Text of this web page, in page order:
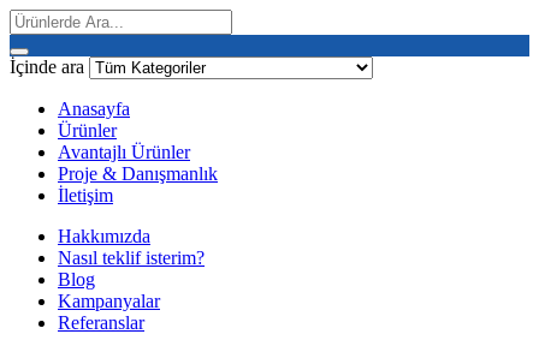
İçinde ara
Anasayfa
Ürünler
Avantajlı Ürünler
Proje & Danışmanlık
İletişim
Hakkımızda
Nasıl teklif isterim?
Blog
Kampanyalar
Referanslar